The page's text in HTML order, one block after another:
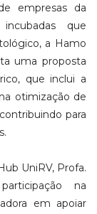
empresas da
que
a Hamo
uma proposta
que inclui a
otimização de
para
UniRV, Profa.
na
em apoiar